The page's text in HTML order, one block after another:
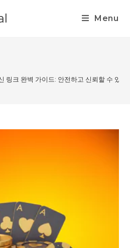
Menu
링크 완벽 가이드: 안전하고 신뢰할 수 있